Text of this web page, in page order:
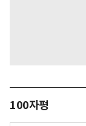
100자평